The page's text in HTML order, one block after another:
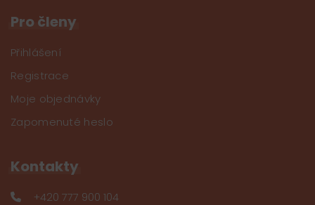
Pro členy
Přihlášení
Registrace
Moje objednávky
Zapomenuté heslo
Kontakty
+420 777 900 104